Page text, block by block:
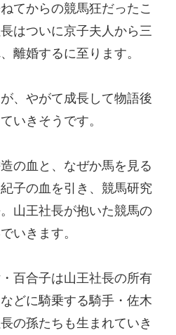
てからの競馬狂だったこ
はついに京子夫人から三
離婚するに至ります。
、やがて成長して物語後
いきそうです。
の血と、なぜか馬を見る
子の血を引き、競馬研究
山王社長が抱いた競馬の
いきます。
百合子は山王社長の所有
どに騎乗する騎手・佐木
の孫たちも生まれていき